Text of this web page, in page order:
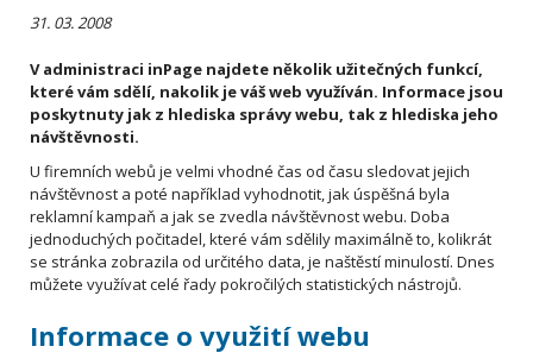
31. 03. 2008
V administraci inPage najdete několik užitečných funkcí,
které vám sdělí, nakolik je váš web využíván. Informace jsou
poskytnuty jak z hlediska správy webu, tak z hlediska jeho
návštěvnosti.
U firemních webů je velmi vhodné čas od času sledovat jejich
návštěvnost a poté například vyhodnotit, jak úspěšná byla
reklamní kampaň a jak se zvedla návštěvnost webu. Doba
jednoduchých počitadel, které vám sdělily maximálně to, kolikrát
se stránka zobrazila od určitého data, je naštěstí minulostí. Dnes
můžete využívat celé řady pokročilých statistických nástrojů.
Informace o využití webu